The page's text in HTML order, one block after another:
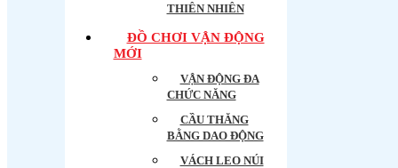
THIÊN NHIÊN
ĐỒ CHƠI VẬN ĐỘNG
MỚI
VẬN ĐỘNG ĐA
CHỨC NĂNG
CẦU THĂNG
BẰNG DAO ĐỘNG
VÁCH LEO NÚI